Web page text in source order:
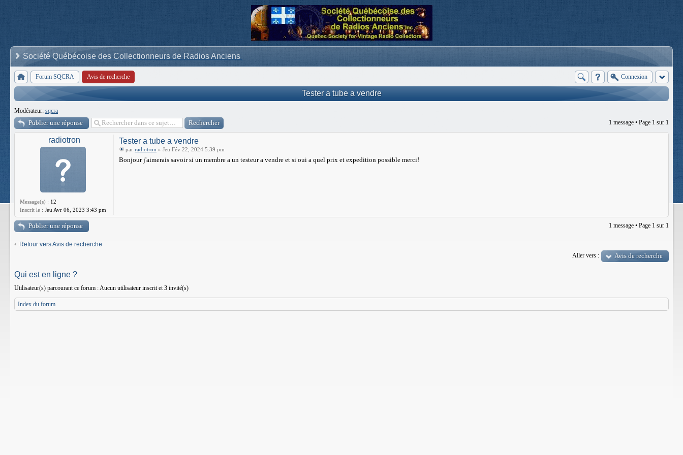
Société Québécoise des Collectionneurs de Radios Anciens
Forum SQCRA Avis de recherche Connexion
Tester a tube a vendre
Modérateur: sqcra
Publier une réponse 1 message • Page 1 sur 1
radiotron
Message(s) : 12
Inscrit le : Jeu Avr 06, 2023 3:43 pm
Tester a tube a vendre
par radiotron » Jeu Fév 22, 2024 5:39 pm
Bonjour j'aimerais savoir si un membre a un testeur a vendre et si oui a quel prix et expedition possible merci!
Publier une réponse 1 message • Page 1 sur 1
Retour vers Avis de recherche
Aller vers :
Avis de recherche
Qui est en ligne ?
Utilisateur(s) parcourant ce forum : Aucun utilisateur inscrit et 3 invité(s)
Index du forum